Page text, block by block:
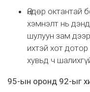
Өндөр октантай
хэмнэлт нь
шулуун зам
ихтэй хот
хувьд ч
95-ын оронд 92-ыг